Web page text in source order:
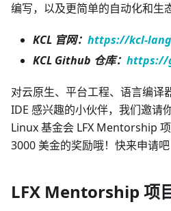
编写，以及更简单的自动化和生
KCL 官网： https://kcl-
KCL Github 仓库： https://
对云原生、平台工程、语言编译
IDE 感兴趣的小伙伴，我们邀请
Linux 基金会 LFX Mentorship
3000 美金的奖励哦！快来申请吧
LFX Mentorship 项